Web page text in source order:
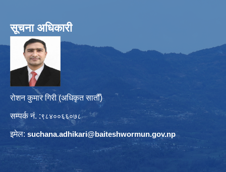
सूचना अधिकारी
रोशन कुमार गिरी (अधिकृत सातौँ)
सम्पर्क नं. :९८४००६६०७८
इमेल: suchana.adhikari@baiteshwormun.gov.np